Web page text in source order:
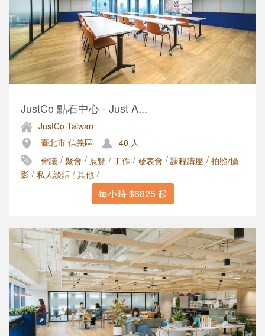
JustCo 點石中心 - Just A...
JustCo Taiwan
臺北市 信義區
40 人
會議 / 聚會 / 展覽 / 工作 / 發表會 / 課程講座 / 拍照/攝
影 / 私人談話 / 其他 /
每小時 $6825 起